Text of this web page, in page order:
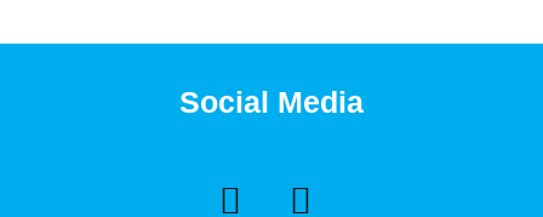
Social Media